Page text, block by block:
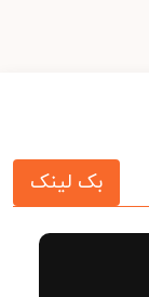
بک لینک